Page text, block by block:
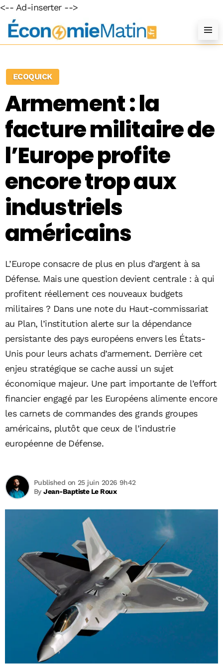
<-- Ad-inserter -->
ECOQUICK
Armement : la
facture militaire de
l’Europe profite
encore trop aux
industriels
américains
L’Europe consacre de plus en plus d’argent à sa
Défense. Mais une question devient centrale : à qui
profitent réellement ces nouveaux budgets
militaires ? Dans une note du Haut-commissariat
au Plan, l’institution alerte sur la dépendance
persistante des pays européens envers les États-
Unis pour leurs achats d’armement. Derrière cet
enjeu stratégique se cache aussi un sujet
économique majeur. Une part importante de l’effort
financier engagé par les Européens alimente encore
les carnets de commandes des grands groupes
américains, plutôt que ceux de l’industrie
européenne de Défense.
ByJean-Baptiste Le Roux
Published on 25 juin 2026 9h42